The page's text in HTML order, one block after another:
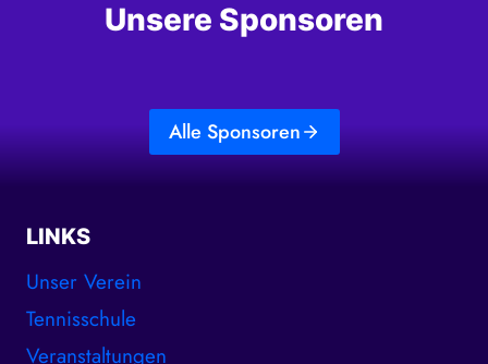
Unsere Sponsoren
Alle Sponsoren
LINKS
Unser Verein
Tennisschule
Veranstaltungen